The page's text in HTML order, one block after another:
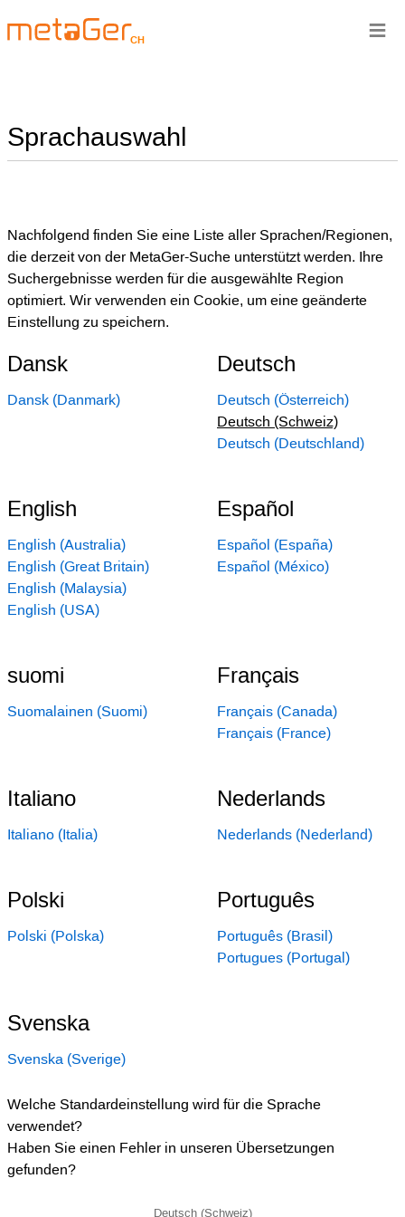
CH
Sprachauswahl
Nachfolgend finden Sie eine Liste aller Sprachen/Regionen,
die derzeit von der MetaGer-Suche unterstützt werden. Ihre
Suchergebnisse werden für die ausgewählte Region
optimiert. Wir verwenden ein Cookie, um eine geänderte
Einstellung zu speichern.
Dansk
Dansk (Danmark)
Deutsch
Deutsch (Österreich)
Deutsch (Schweiz)
Deutsch (Deutschland)
English
English (Australia)
English (Great Britain)
English (Malaysia)
English (USA)
Español
Español (España)
Español (México)
suomi
Suomalainen (Suomi)
Français
Français (Canada)
Français (France)
Italiano
Italiano (Italia)
Nederlands
Nederlands (Nederland)
Polski
Polski (Polska)
Português
Português (Brasil)
Portugues (Portugal)
Svenska
Svenska (Sverige)
Welche Standardeinstellung wird für die Sprache
verwendet?
Haben Sie einen Fehler in unseren Übersetzungen
gefunden?
≡
Deutsch (Schweiz)